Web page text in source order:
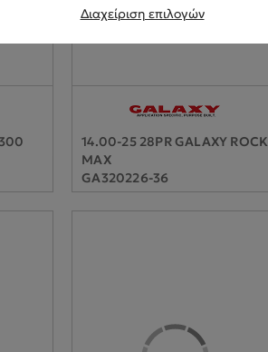
14.00-25 28PR GALAXY ROCK
MAX
GA320226-36
Διαχείριση επιλογών